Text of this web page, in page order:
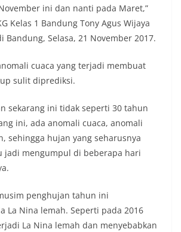
ini dan nanti pada Maret,”
Kelas 1 Bandung Tony Agus Wijaya
Bandung, Selasa, 21 November 2017.
cuaca yang terjadi membuat
sulit diprediksi.
sekarang ini tidak seperti 30 tahun
ini, ada anomali cuaca, anomali
sehingga hujan yang seharusnya
jadi mengumpul di beberapa hari
penghujan tahun ini
La Nina lemah. Seperti pada 2016
La Nina lemah dan menyebabkan